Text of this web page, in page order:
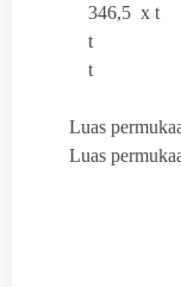
346,5 x t
t =
t =
Luas
Luas
= 22/7
= 33
= 33